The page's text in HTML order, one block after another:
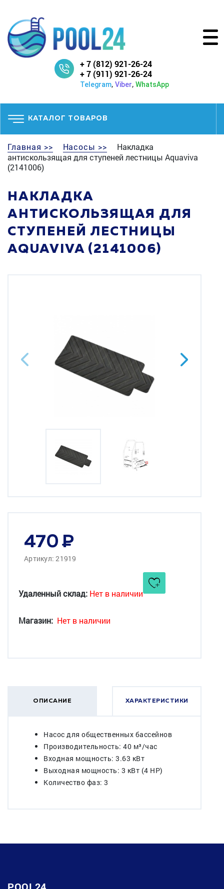
+ 7 (812) 921-26-24
+ 7 (911) 921-26-24
Telegram, Viber, WhatsApp
КАТАЛОГ ТОВАРОВ
Главная >> Насосы >>
Накладка
антискользящая для ступеней лестницы Aquaviva
(2141006)
НАКЛАДКА
АНТИСКОЛЬЗЯЩАЯ ДЛЯ
СТУПЕНЕЙ ЛЕСТНИЦЫ
AQUAVIVA (2141006)
470
Артикул: 21919
Удаленный склад: Нет в наличии
Магазин: Нет в наличии
ОПИСАНИЕ ХАРАКТЕРИСТИКИ
Насос для общественных бассейнов
Производительность: 40 м³/час
Входная мощность: 3.63 кВт
Выходная мощность: 3 кВт (4 HP)
Количество фаз: 3
POOL24